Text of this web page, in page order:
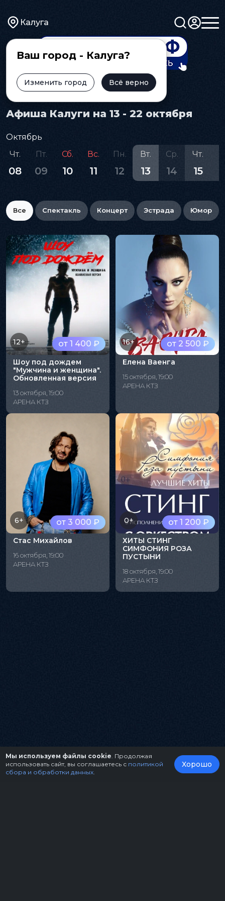
Калуга
Ваш город - Калуга?
Изменить город Всё верно
Главная Афиша
Афиша Калуги на 13 - 22 октября
Октябрь
Чт.
08
Пт.
09
Сб.
10
Вс.
11
Пн.
12
Вт.
13
Ср.
14
Чт.
15
Все Спектакль Концерт Эстрада Юмор
от 1 400 ₽
12+
Шоу под дождем
"Мужчина и женщина".
Обновленная версия
13 октября, 19:00
АРЕНА КТЗ
от 2 500 ₽
16+
Елена Ваенга
15 октября, 19:00
АРЕНА КТЗ
от 3 000 ₽
6+
Стас Михайлов
16 октября, 19:00
АРЕНА КТЗ
от 1 200 ₽
0+
ХИТЫ СТИНГ
СИМФОНИЯ РОЗА
ПУСТЫНИ
18 октября, 19:00
АРЕНА КТЗ
Мы используем файлы cookie . Продолжая
использовать сайт, вы соглашаетесь с политикой
сбора и обработки данных
Хорошо